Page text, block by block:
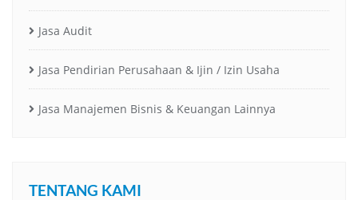
Jasa Audit
Jasa Pendirian Perusahaan & Ijin / Izin Usaha
Jasa Manajemen Bisnis & Keuangan Lainnya
TENTANG KAMI